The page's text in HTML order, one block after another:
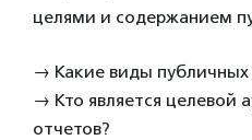
целями и содержанием
→ Какие виды публичных
→ Кто является целевой
отчетов?